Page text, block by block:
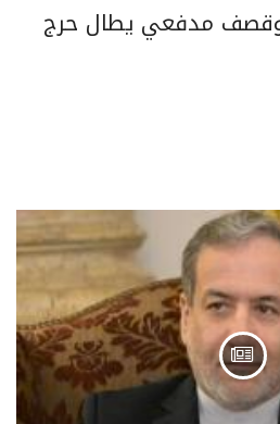
مدفعي يطال حرج